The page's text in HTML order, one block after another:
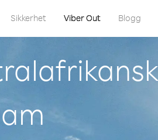
Sikkerhet Viber Out Blogg